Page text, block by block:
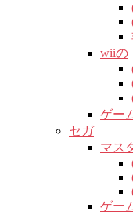
wiiの
ゲー
セガ
マス
ゲー